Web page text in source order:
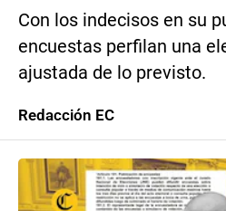
Con los indecisos en su
encuestas perfilan una
ajustada de lo previsto.
Redacción EC